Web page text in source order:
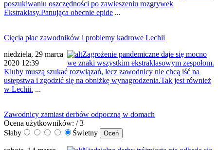
poszukiwaniu oszczędności po zawieszeniu rozgrywek
Ekstraklasy.Panująca obecnie epide ...
Cięcia płac zawodników i problemy kadrowe Lechii
niedziela, 29 marca
2020 12:39
Zagrożenie pandemiczne daje się mocno
we znaki wszystkim ekstraklasowym zespołom.
Kluby muszą szukać rozwiązań, lecz zawodnicy nie chcą iść na
ustępstwa i zgodzić się na obniżkę wynagrodzenia.Tak jest również
w Lechii. ...
Zawodnicy zamiast derbów odpoczną w domach
Ocena użytkowników: / 3
Słaby
Świetny